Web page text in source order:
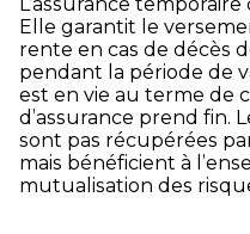
Elle garantit le
rente en cas de décès
pendant la période de
est en vie au terme de
d’assurance prend fin.
sont pas récupérées
mais bénéficient à
mutualisation des